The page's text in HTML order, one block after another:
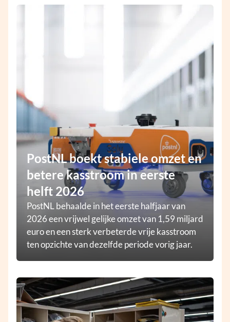
PostNL boekt stabiele omzet en
betere kasstroom in eerste
helft 2026
PostNL behaalde in het eerste halfjaar van
2026 een vrijwel gelijke omzet van 1,59 miljard
euro en een sterk verbeterde vrije kasstroom
ten opzichte van dezelfde periode vorig jaar.